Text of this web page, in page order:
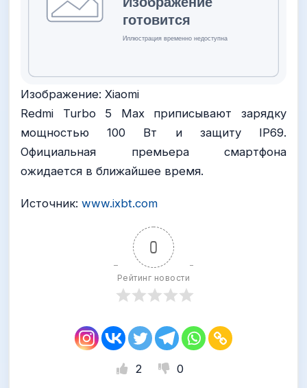
Изображение: Xiaomi
Redmi Turbo 5 Max приписывают зарядку
мощностью 100 Вт и защиту IP69.
Официальная премьера смартфона
ожидается в ближайшее время.
Источник: www.ixbt.com
0
Рейтинг новости
2 0